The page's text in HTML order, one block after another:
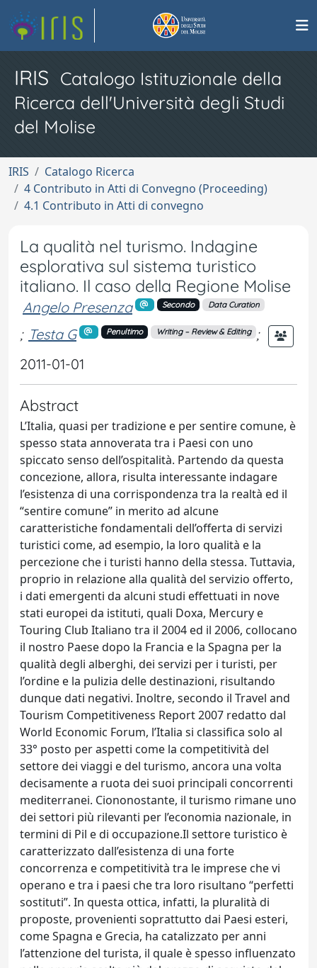
IRIS Catalogo Istituzionale della
Ricerca dell'Università degli Studi
del Molise
IRIS
Catalogo Ricerca
4 Contributo in Atti di Convegno (Proceeding)
4.1 Contributo in Atti di convegno
La qualità nel turismo. Indagine
esplorativa sul sistema turistico
italiano. Il caso della Regione Molise
Angelo Presenza Secondo Data Curation
; Testa G Penultimo Writing – Review & Editing ;
2011-01-01
Abstract
L’Italia, quasi per tradizione e per sentire comune, è
spesso stata annoverata tra i Paesi con uno
spiccato senso dell’ospitalità. Partendo da questa
concezione, allora, risulta interessante indagare
l’esistenza di una corrispondenza tra la realtà ed il
“sentire comune” in merito ad alcune
caratteristiche fondamentali dell’offerta di servizi
turistici come, ad esempio, la loro qualità e la
percezione che i turisti hanno della stessa. Tuttavia,
proprio in relazione alla qualità del servizio offerto,
i dati emergenti da alcuni studi effettuati in nove
stati europei da istituti, quali Doxa, Mercury e
Touring Club Italiano tra il 2004 ed il 2006, collocano
il nostro Paese dopo la Francia e la Spagna per la
qualità degli alberghi, dei servizi per i turisti, per
l’ordine e la pulizia delle destinazioni, risultando
dunque dati negativi. Inoltre, secondo il Travel and
Tourism Competitiveness Report 2007 redatto dal
World Economic Forum, l’Italia si classifica solo al
33° posto per aspetti come la competitività del
settore dei viaggi e del turismo, ancora una volta
decisamente a ruota dei suoi principali concorrenti
mediterranei. Ciononostante, il turismo rimane uno
dei settori più rilevanti per l’economia nazionale, in
termini di Pil e di occupazione.Il settore turistico è
caratterizzato dall’esistenza di una forte
concorrenza e competitività tra le imprese che vi
operano e tra i paesi che tra loro risultano “perfetti
sostituti”. In questa ottica, infatti, la pluralità di
proposte, provenienti soprattutto dai Paesi esteri,
come Spagna e Grecia, ha catalizzato per anni
l’attenzione del turista, il quale è spesso influenzato